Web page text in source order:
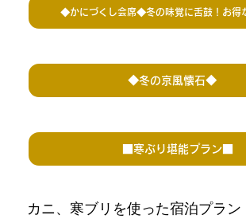
◆かにづくし会席◆冬の味覚に舌鼓！お得
◆冬の京風懐石◆
■寒ぶり堪能プラン■
カニ、寒ブリを使った宿泊プラン